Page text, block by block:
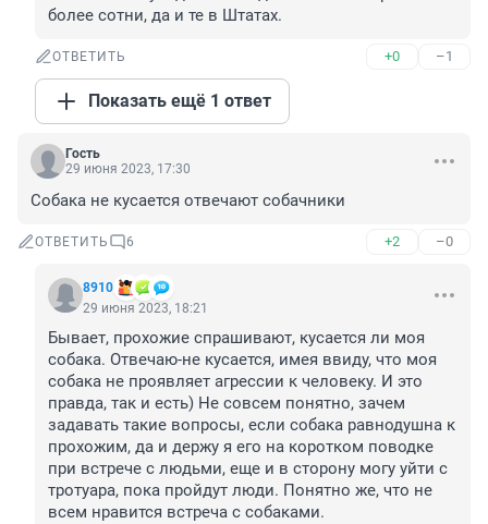
более сотни, да и те в Штатах.
ОТВЕТИТЬ +0 –1
Показать ещё 1 ответ
Гость
29 июня 2023, 17:30
Собака не кусается отвечают собачники
ОТВЕТИТЬ 6 +2 –0
8910
29 июня 2023, 18:21
Бывает, прохожие спрашивают, кусается ли моя
собака. Отвечаю-не кусается, имея ввиду, что моя
собака не проявляет агрессии к человеку. И это
правда, так и есть) Не совсем понятно, зачем
задавать такие вопросы, если собака равнодушна к
прохожим, да и держу я его на коротком поводке
при встрече с людьми, еще и в сторону могу уйти с
тротуара, пока пройдут люди. Понятно же, что не
всем нравится встреча с собаками.